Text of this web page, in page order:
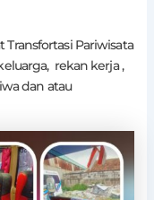
Transfortasi Pariwisata
rekan kerja ,
dan atau